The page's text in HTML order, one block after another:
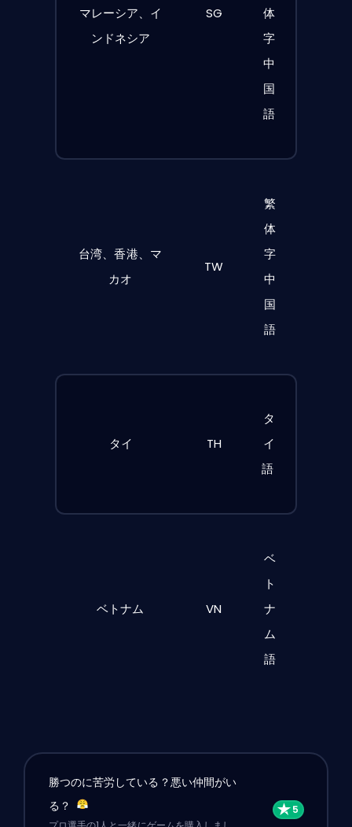
マレーシア、イ
ンドネシア
SG
体
字
中
国
語
台湾、香港、マ
カオ
TW
繁
体
字
中
国
語
タイ TH
タ
イ
語
ベトナム VN
ベ
ト
ナ
ム
語
勝つのに苦労している？悪い仲間がい
る？